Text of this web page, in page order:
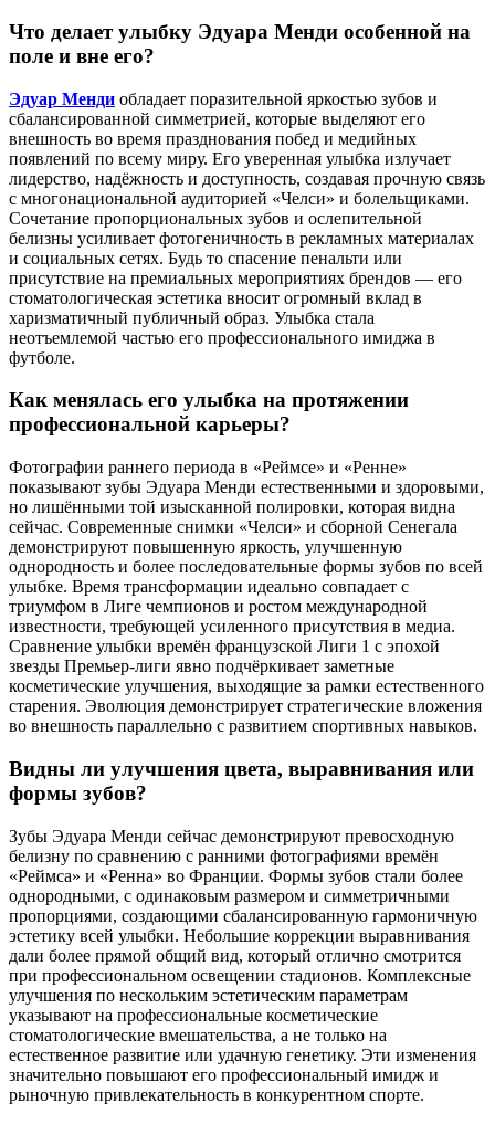
Что делает улыбку Эдуара Менди особенной на
поле и вне его?
Эдуар Менди обладает поразительной яркостью зубов и
сбалансированной симметрией, которые выделяют его
внешность во время празднования побед и медийных
появлений по всему миру. Его уверенная улыбка излучает
лидерство, надёжность и доступность, создавая прочную связь
с многонациональной аудиторией «Челси» и болельщиками.
Сочетание пропорциональных зубов и ослепительной
белизны усиливает фотогеничность в рекламных материалах
и социальных сетях. Будь то спасение пенальти или
присутствие на премиальных мероприятиях брендов — его
стоматологическая эстетика вносит огромный вклад в
харизматичный публичный образ. Улыбка стала
неотъемлемой частью его профессионального имиджа в
футболе.
Как менялась его улыбка на протяжении
профессиональной карьеры?
Фотографии раннего периода в «Реймсе» и «Ренне»
показывают зубы Эдуара Менди естественными и здоровыми,
но лишёнными той изысканной полировки, которая видна
сейчас. Современные снимки «Челси» и сборной Сенегала
демонстрируют повышенную яркость, улучшенную
однородность и более последовательные формы зубов по всей
улыбке. Время трансформации идеально совпадает с
триумфом в Лиге чемпионов и ростом международной
известности, требующей усиленного присутствия в медиа.
Сравнение улыбки времён французской Лиги 1 с эпохой
звезды Премьер-лиги явно подчёркивает заметные
косметические улучшения, выходящие за рамки естественного
старения. Эволюция демонстрирует стратегические вложения
во внешность параллельно с развитием спортивных навыков.
Видны ли улучшения цвета, выравнивания или
формы зубов?
Зубы Эдуара Менди сейчас демонстрируют превосходную
белизну по сравнению с ранними фотографиями времён
«Реймса» и «Ренна» во Франции. Формы зубов стали более
однородными, с одинаковым размером и симметричными
пропорциями, создающими сбалансированную гармоничную
эстетику всей улыбки. Небольшие коррекции выравнивания
дали более прямой общий вид, который отлично смотрится
при профессиональном освещении стадионов. Комплексные
улучшения по нескольким эстетическим параметрам
указывают на профессиональные косметические
стоматологические вмешательства, а не только на
естественное развитие или удачную генетику. Эти изменения
значительно повышают его профессиональный имидж и
рыночную привлекательность в конкурентном спорте.